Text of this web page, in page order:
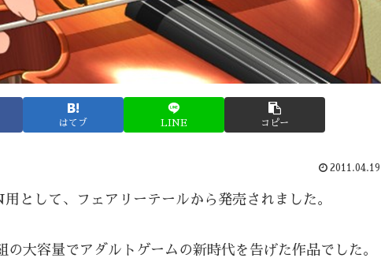
はてブ LINE コピー
2011.04.19
して、フェアリーテールから発売されました。
大容量でアダルトゲームの新時代を告げた作品でした。